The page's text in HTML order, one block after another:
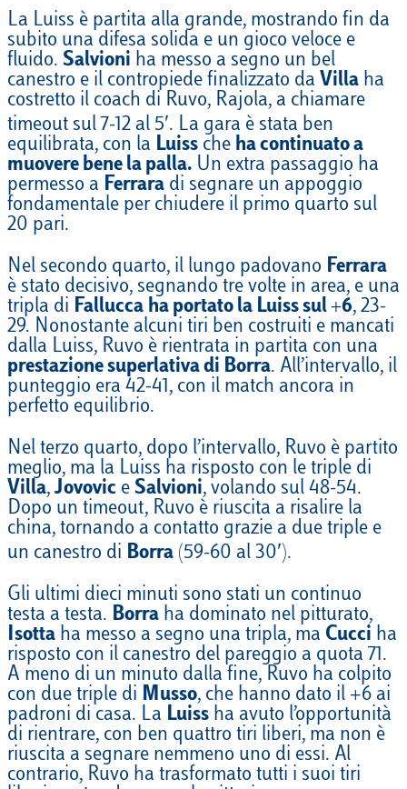
La Luiss è partita alla grande, mostrando fin da
subito una difesa solida e un gioco veloce e
fluido. Salvioni ha messo a segno un bel
canestro e il contropiede finalizzato da Villa ha
costretto il coach di Ruvo, Rajola, a chiamare
timeout sul 7-12 al 5′. La gara è stata ben
equilibrata, con la Luiss che ha continuato a
muovere bene la palla. Un extra passaggio ha
permesso a Ferrara di segnare un appoggio
fondamentale per chiudere il primo quarto sul
20 pari.
Nel secondo quarto, il lungo padovano Ferrara
è stato decisivo, segnando tre volte in area, e una
tripla di Fallucca ha portato la Luiss sul +6, 23-
29. Nonostante alcuni tiri ben costruiti e mancati
dalla Luiss, Ruvo è rientrata in partita con una
prestazione superlativa di Borra. All’intervallo, il
punteggio era 42-41, con il match ancora in
perfetto equilibrio.
Nel terzo quarto, dopo l’intervallo, Ruvo è partito
meglio, ma la Luiss ha risposto con le triple di
Villa, Jovovic e Salvioni, volando sul 48-54.
Dopo un timeout, Ruvo è riuscita a risalire la
china, tornando a contatto grazie a due triple e
un canestro di Borra (59-60 al 30′).
Gli ultimi dieci minuti sono stati un continuo
testa a testa. Borra ha dominato nel pitturato,
Isotta ha messo a segno una tripla, ma Cucci ha
risposto con il canestro del pareggio a quota 71.
A meno di un minuto dalla fine, Ruvo ha colpito
con due triple di Musso, che hanno dato il +6 ai
padroni di casa. La Luiss ha avuto l’opportunità
di rientrare, con ben quattro tiri liberi, ma non è
riuscita a segnare nemmeno uno di essi. Al
contrario, Ruvo ha trasformato tutti i suoi tiri